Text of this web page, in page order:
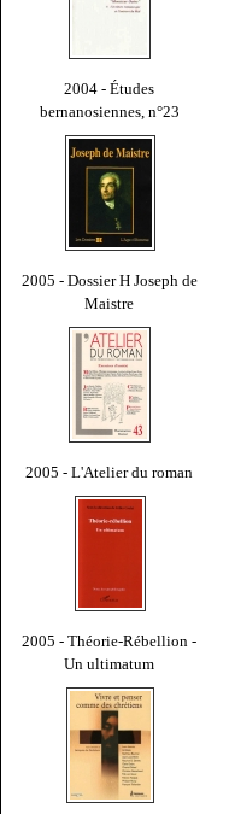
2004 - Études
bernanosiennes, n°23
2005 - Dossier H Joseph de
Maistre
2005 - L'Atelier du roman
2005 - Théorie-Rébellion -
Un ultimatum